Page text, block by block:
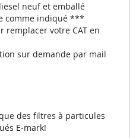
neuf et emballé
comme indiqué ***
remplacer votre CAT en
sur demande par mail
des filtres à particules
E-mark!